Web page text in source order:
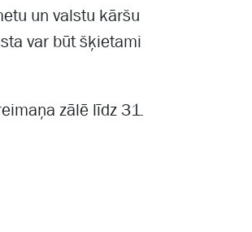
un valstu kāršu
var būt šķietami
zālē līdz 31.